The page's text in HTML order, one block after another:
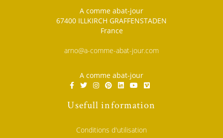
A comme abat-jour
67400 ILLKIRCH GRAFFENSTADEN
France
arno@a-comme-abat-jour.com
A comme abat-jour
Usefull information
Conditions d'utilisation